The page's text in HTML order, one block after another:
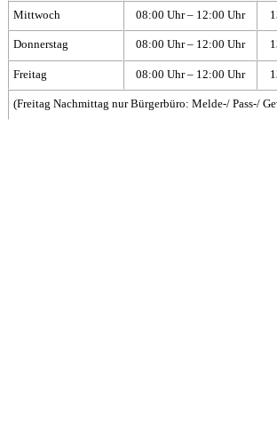
Mittwoch 08:00 Uhr – 12:00 Uhr
Donnerstag 08:00 Uhr – 12:00 Uhr
Freitag 08:00 Uhr – 12:00 Uhr
(Freitag Nachmittag nur Bürgerbüro: Melde-/ Pass-/